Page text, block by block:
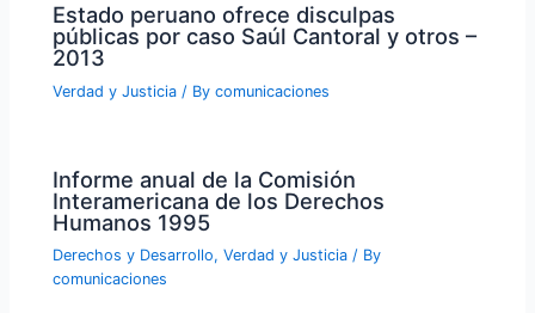
Estado peruano ofrece disculpas
públicas por caso Saúl Cantoral y otros –
2013
Verdad y Justicia / Bycomunicaciones
Informe anual de la Comisión
Interamericana de los Derechos
Humanos 1995
Derechos y Desarrollo,Verdad y Justicia / By
comunicaciones